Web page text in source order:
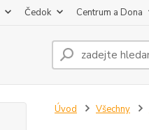
Čedok Centrum a Dona
Úvod Všechny